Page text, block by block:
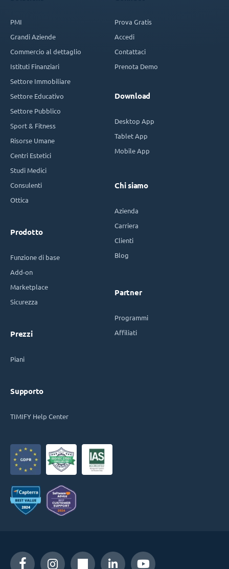
PMI
Grandi Aziende
Commercio al dettaglio
Istituti Finanziari
Settore Immobiliare
Settore Educativo
Settore Pubblico
Sport & Fitness
Risorse Umane
Centri Estetici
Studi Medici
Consulenti
Ottica
Prodotto
Funzione di base
Add-on
Marketplace
Sicurezza
Prezzi
Piani
Supporto
TIMIFY Help Center
Prova Gratis
Accedi
Contattaci
Prenota Demo
Download
Desktop App
Tablet App
Mobile App
Chi siamo
Azienda
Carriera
Clienti
Blog
Partner
Programmi
Affiliati